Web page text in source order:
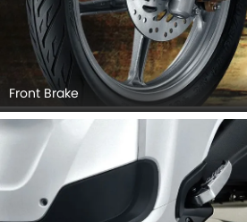
Front Brake